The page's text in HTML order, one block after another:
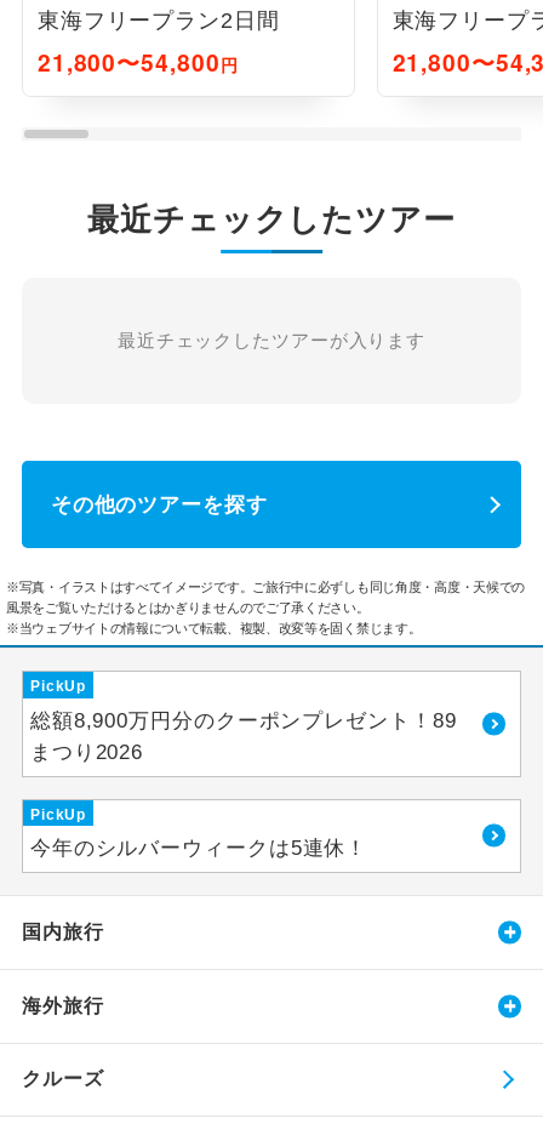
東海フリープラン2日間
21,800〜54,800円
東海フリープ
21,800〜
最近チェックしたツアー
最近チェックしたツアーが入ります
その他のツアーを探す
※写真・イラストはすべてイメージです。ご旅行中に必ずしも同じ角度・高度・天候での
風景をご覧いただけるとはかぎりませんのでご了承ください。
※当ウェブサイトの情報について転載、複製、改変等を固く禁じます。
PickUp
総額8,900万円分のクーポンプレゼント！89
まつり2026
PickUp
今年のシルバーウィークは5連休！
国内旅行
海外旅行
クルーズ